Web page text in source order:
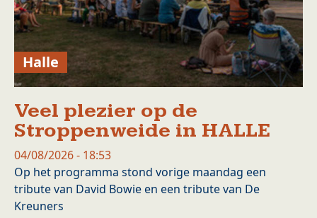
Halle
Veel plezier op de
Stroppenweide in HALLE
04/08/2026 - 18:53
Op het programma stond vorige maandag een
tribute van David Bowie en een tribute van De
Kreuners